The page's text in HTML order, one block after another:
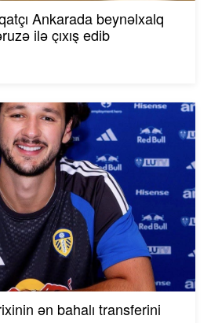
Ankarada beynəlxalq
ilə çıxış edib
ən bahalı transferini